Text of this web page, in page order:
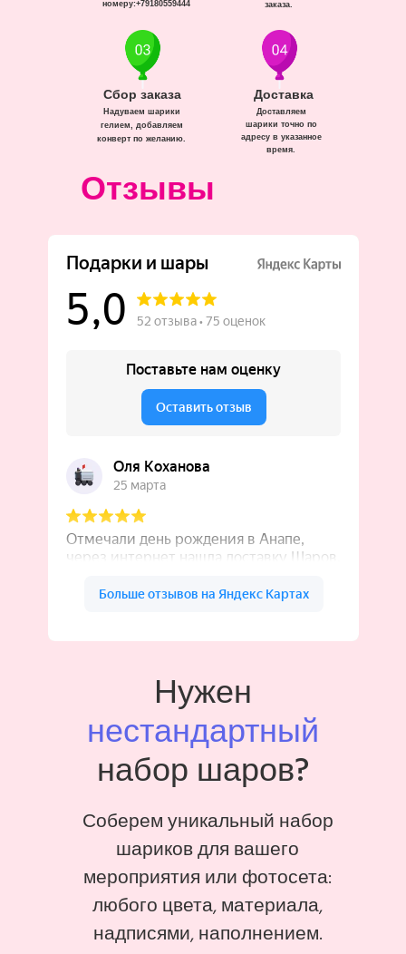
Доставка
Доставляем
шарики точно по
адресу в указанное
время.
Сбор заказа
Надуваем шарики
гелием, добавляем
конверт по желанию.
номеру:+79180559444 заказа.
Отзывы
Нужен
нестандартный
набор шаров?
Соберем уникальный набор
шариков для вашего
мероприятия или фотосета:
любого цвета, материала,
надписями, наполнением.